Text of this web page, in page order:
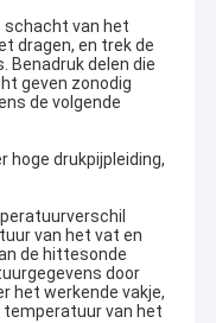
schacht van het
dragen, en trek de
Benadruk delen die
geven zonodig
de volgende
hoge drukpijpleiding,
van het vat en
de hittesonde
door
het werkende vakje,
temperatuur van het